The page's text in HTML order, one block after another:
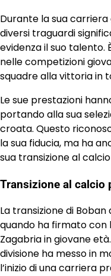
Durante la sua
diversi traguardi
evidenza il suo talento.
nelle competizioni
squadre alla vittoria in
Le sue prestazioni
portando alla sua
croata. Questo
la sua fiducia, ma ha
sua transizione al
Transizione al calcio
La transizione di
quando ha firmato con
Zagabria in giovane
divisione ha messo in
l’inizio di una carriera